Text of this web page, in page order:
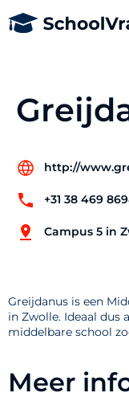
http://
+31 38 469
Campus 5 in
Greijdanus is een
in Zwolle. Ideaal dus
middelbare school
Meer